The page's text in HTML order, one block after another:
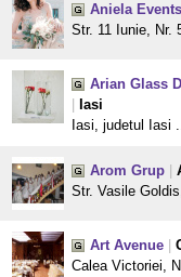
Aniela
Str. 11 Iunie, Nr.
Arian Glass
Iasi
Iasi, judetul Iasi
Arom Grup
Str. Vasile
Art Avenue
Calea Victoriei,